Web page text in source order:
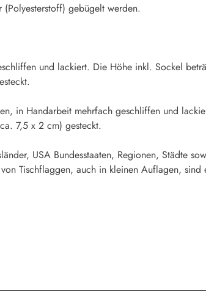
gebügelt werden.
und lackiert. Die Höhe inkl. Sockel
in Handarbeit mehrfach geschliffen und
7,5 x 2 cm) gesteckt.
USA Bundesstaaten, Regionen, Städte
Tischflaggen, auch in kleinen Auflagen,